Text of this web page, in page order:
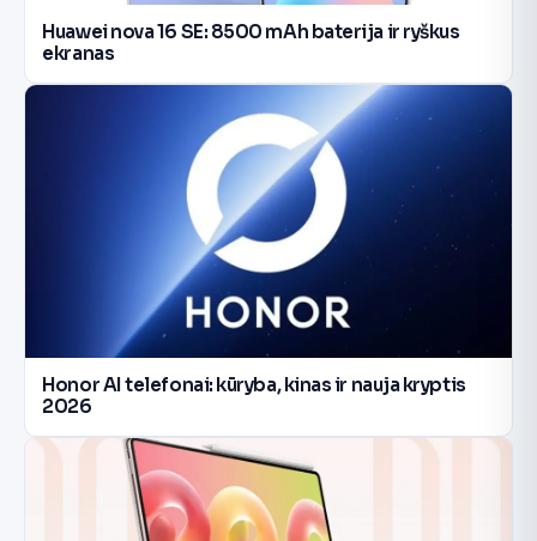
Huawei nova 16 SE: 8500 mAh baterija ir ryškus
ekranas
Honor AI telefonai: kūryba, kinas ir nauja kryptis
2026